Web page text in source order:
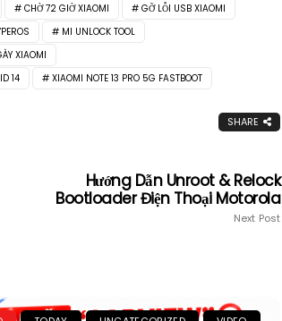
CHỜ 72 GIỜ XIAOMI
GỠ LỖI USB XIAOMI
MI UNLOCK TOOL
XIAOMI
14
XIAOMI NOTE 13 PRO 5G FASTBOOT
SHARE
Hướng Dẫn Unroot & Relock
Bootloader Điện Thoại Motorola
Next Post